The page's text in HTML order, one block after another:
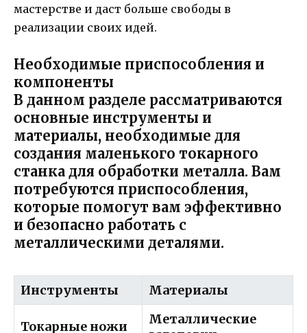
мастерстве и даст больше свободы в
реализации своих идей.
Необходимые приспособления и
компоненты
В данном разделе рассматриваются
основные инструменты и
материалы, необходимые для
создания маленького токарного
станка для обработки металла. Вам
потребуются приспособления,
которые помогут вам эффективно
и безопасно работать с
металлическими деталями.
Инструменты Материалы
Токарные ножи
Металлические